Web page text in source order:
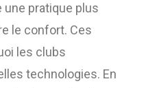
une pratique plus
le confort. Ces
les clubs
technologies. En